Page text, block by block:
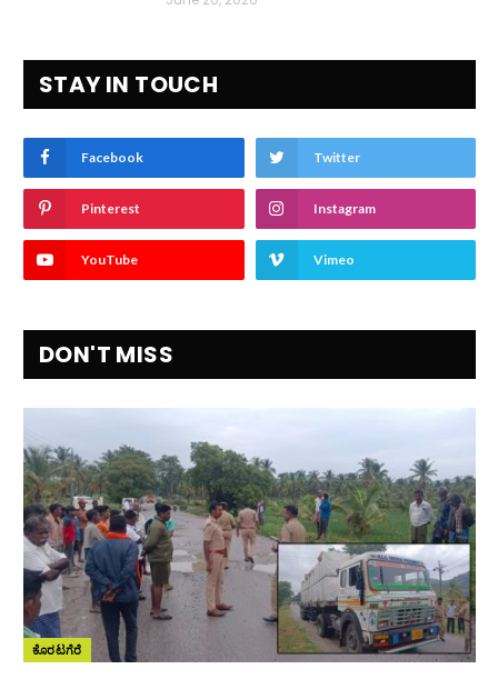
STAY IN TOUCH
Facebook Twitter
Pinterest Instagram
YouTube Vimeo
DON'T MISS
ಕೊರಟಗೆರೆ